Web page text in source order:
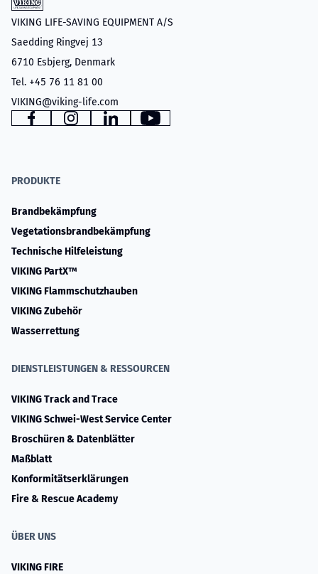
VIKING LIFE-SAVING EQUIPMENT A/S
Saedding Ringvej 13
6710 Esbjerg, Denmark
Tel. +45 76 11 81 00
VIKING@viking-life.com
www.facebook.com
www.instagram.com
www.linkedin.com
YouTube
PRODUKTE
Brandbekämpfung
Vegetationsbrandbekämpfung
Technische Hilfeleistung
VIKING PartX™
VIKING Flammschutzhauben
VIKING Zubehör
Wasserrettung
DIENSTLEISTUNGEN & RESSOURCEN
VIKING Track and Trace
VIKING Schwei-West Service Center
Broschüren & Datenblätter
Maßblatt
Konformitätserklärungen
Fire & Rescue Academy
ÜBER UNS
VIKING FIRE